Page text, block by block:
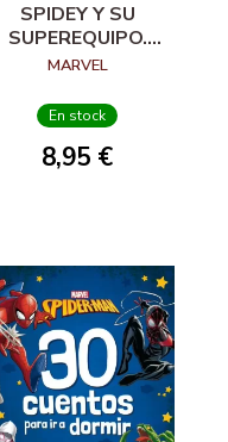
SPIDEY Y SU
SUPEREQUIPO.
ALERTA EN EL
MARVEL
En stock
8,95 €